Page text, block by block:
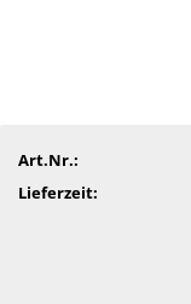
Art.Nr.:
Lieferzeit: